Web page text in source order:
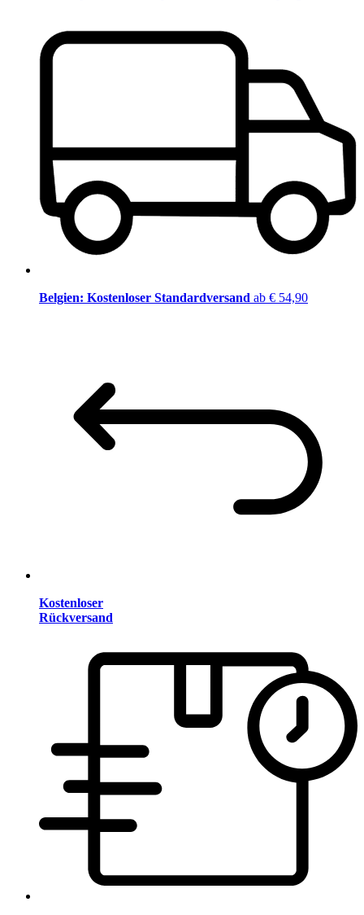
Belgien: Kostenloser Standardversand ab € 54,90
Kostenloser
Rückversand